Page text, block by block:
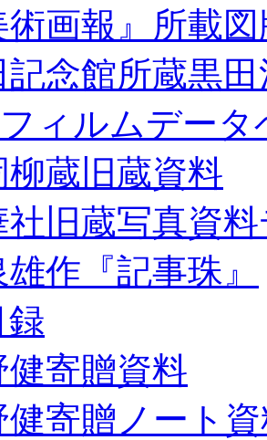
術画報』所載
記念館所蔵黒
ィルムデータ
柳蔵旧蔵資料
社旧蔵写真資
作『記事珠』
録
健寄贈資料
健寄贈ノート